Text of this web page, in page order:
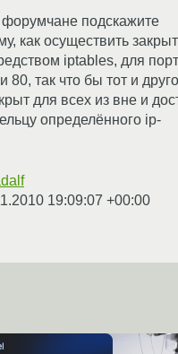
подскажите
как осуществить
iptables, для
80, так что бы тот и
для всех из вне и
определённого ip-
19:09:07 +00:00